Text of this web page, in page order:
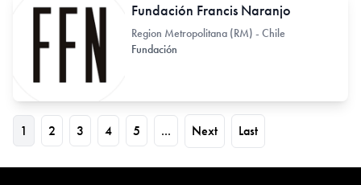
Fundación Francis Naranjo
Region Metropolitana (RM) - Chile
Fundación
1 2 3 4 5 ... Next Last